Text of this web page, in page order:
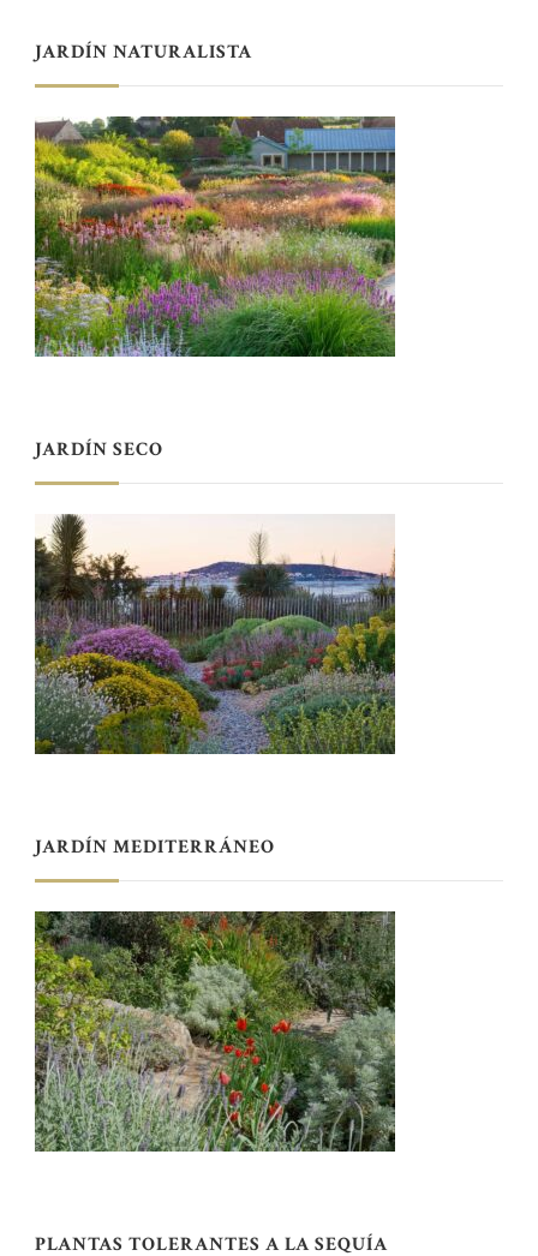
JARDÍN NATURALISTA
JARDÍN SECO
JARDÍN MEDITERRÁNEO
PLANTAS TOLERANTES A LA SEQUÍA